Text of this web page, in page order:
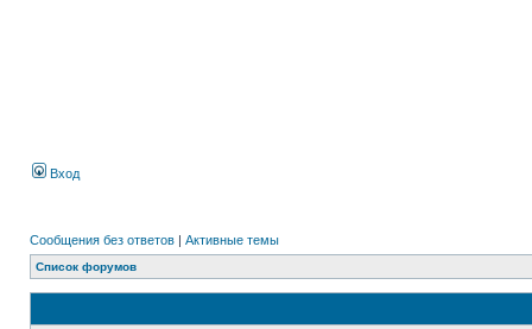
Вход
Сообщения без ответов | Активные темы
Список форумов